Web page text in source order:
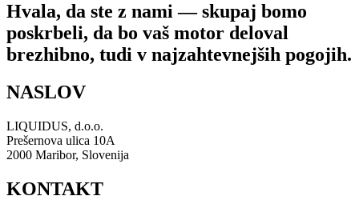
Hvala, da ste z nami — skupaj bomo
poskrbeli, da bo vaš motor deloval
brezhibno, tudi v najzahtevnejših pogojih.
NASLOV
LIQUIDUS, d.o.o.
Prešernova ulica 10A
2000 Maribor, Slovenija
KONTAKT